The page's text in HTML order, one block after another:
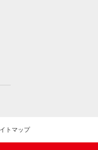
トマップ